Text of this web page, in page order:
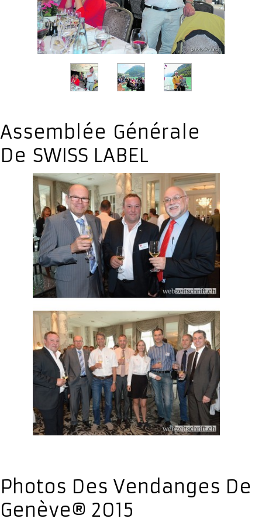
Assemblée Générale
De SWISS LABEL
Photos Des Vendanges De
Genève® 2015